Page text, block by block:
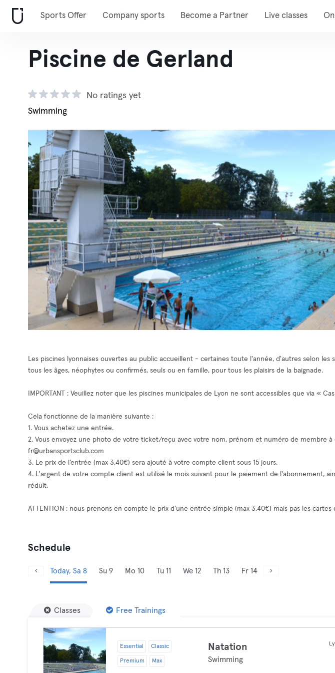
Sports Offer Company sports Become a Partner Live classes
Piscine de Gerland
No ratings yet
Swimming
Les piscines lyonnaises ouvertes au public accueillent - certaines toute l'année, d'autres selon les
tous les âges, néophytes ou confirmés, seuls ou en famille, pour tous les plaisirs de la baignade.
IMPORTANT : Veuillez noter que les piscines municipales de Lyon ne sont accessibles que via «
Cela fonctionne de la manière suivante :
1. Vous achetez une entrée.
2. Vous envoyez une photo de votre ticket/reçu avec votre nom, prénom et numéro de membre à
fr@urbansportsclub.com
3. Le prix de l’entrée (max 3,40€) sera ajouté à votre compte client sous 15 jours.
4. L'argent de votre compte client est utilisé le mois suivant pour le paiement de l'abonnement,
réduit.
ATTENTION : nous prenons en compte le prix d'une entrée simple (max 3,40€) mais pas les cartes
Schedule
Today, Sa 8 Su 9 Mo 10 Tu 11 We 12 Th 13 Fr 14
Classes Free Trainings
Essential Classic
Premium Max
Natation
Swimming